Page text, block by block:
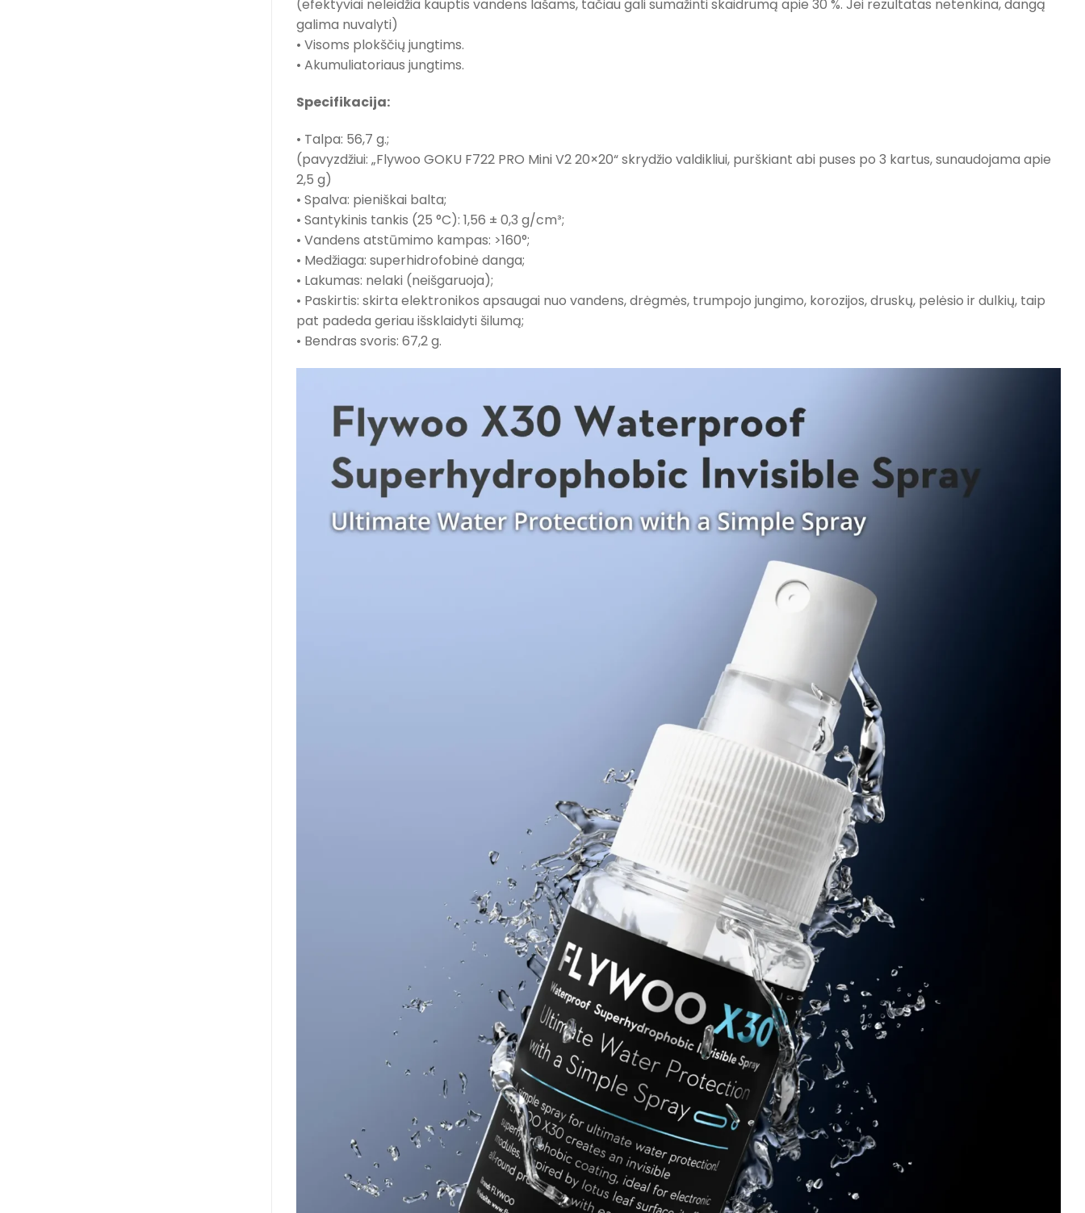
(efektyviai neleidžia kauptis vandens lašams, tačiau gali sumažinti skaidrumą apie 30 %. Jei rezultatas netenkina, dangą
galima nuvalyti)
• Visoms plokščių jungtims.
• Akumuliatoriaus jungtims.
Specifikacija:
• Talpa: 56,7 g.;
(pavyzdžiui: „Flywoo GOKU F722 PRO Mini V2 20×20“ skrydžio valdikliui, purškiant abi puses po 3 kartus, sunaudojama apie
2,5 g)
• Spalva: pieniškai balta;
• Santykinis tankis (25 °C): 1,56 ± 0,3 g/cm³;
• Vandens atstūmimo kampas: >160°;
• Medžiaga: superhidrofobinė danga;
• Lakumas: nelaki (neišgaruoja);
• Paskirtis: skirta elektronikos apsaugai nuo vandens, drėgmės, trumpojo jungimo, korozijos, druskų, pelėsio ir dulkių, taip
pat padeda geriau išsklaidyti šilumą;
• Bendras svoris: 67,2 g.